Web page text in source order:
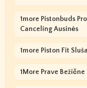
1more Pistonbuds
Canceling Ausinės
1more Piston Fit
1More Prave